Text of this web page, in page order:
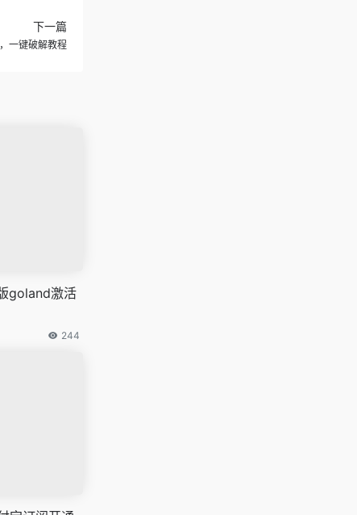
下一篇
一键破解教程
goland激活
244